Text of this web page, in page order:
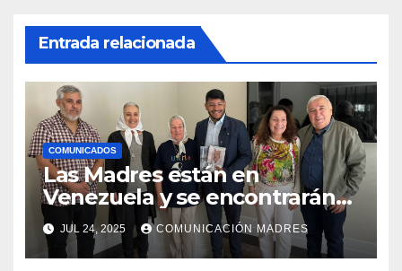
Entrada relacionada
COMUNICADOS
Las Madres están en
Venezuela y se encontrarán
con el presidente Nicolás
Maduro
JUL 24, 2025 COMUNICACIÓN MADRES